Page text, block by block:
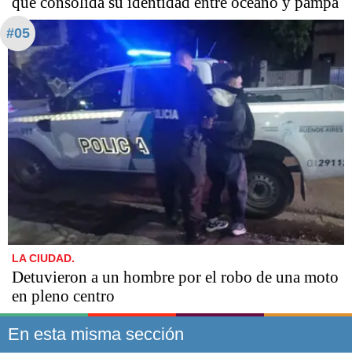
#05
LA CIUDAD.
Detuvieron a un hombre por el robo de una moto
en pleno centro
En esta misma sección